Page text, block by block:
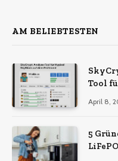
AM BELIEBTESTEN
Tool
April 8,
5